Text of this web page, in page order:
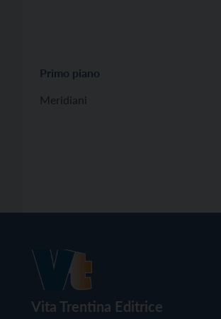
Primo piano
Meridiani
Vita Trentina Editrice